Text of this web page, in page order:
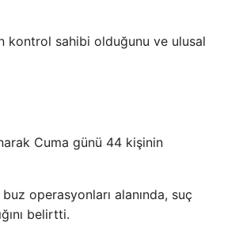
kontrol sahibi olduğunu ve ulusal
Cuma günü 44 kişinin
operasyonları alanında, suç
belirtti.